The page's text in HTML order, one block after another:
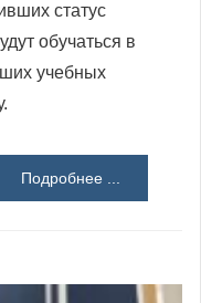
статус
обучаться в
учебных
Подробнее ...